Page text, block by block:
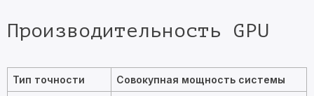
Производительность GPU
Тип точности Совокупная мощность системы